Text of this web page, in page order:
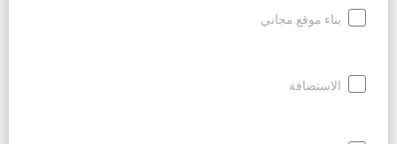
بناء موقع مجاني
الاستضافة